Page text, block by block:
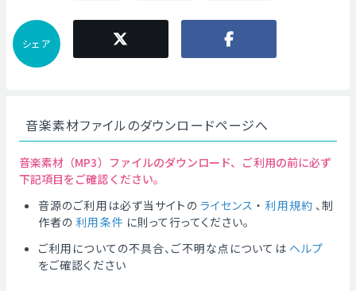
シェア
音楽素材ファイルのダウンロードページへ
音楽素材（MP3）ファイルのダウンロード、ご利用の前に必ず
下記項目をご確認ください。
音源のご利用は必ず当サイトの ライセンス ・ 利用規約 、制
作者の 利用条件 に則って行ってください。
ご利用についての不具合、ご不明な点については ヘルプ
をご確認ください